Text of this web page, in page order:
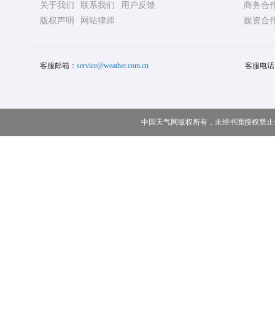
关于我们 联系我们
用户反馈
版权声明
网站律师
商务合
媒资合
客服邮箱： service@weather.com.cn 客服电
中国天气网版权所有，未经书面授权